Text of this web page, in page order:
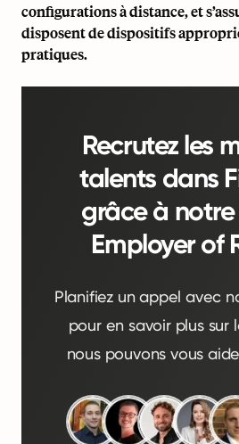
configurations à distance, et
disposent de dispositifs
pratiques.
Recrutez les
talents dans
grâce à notre
Employer of
Planifiez un appel avec
pour en savoir plus sur
nous pouvons vous